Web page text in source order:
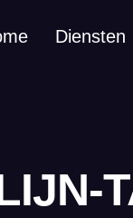
Diensten